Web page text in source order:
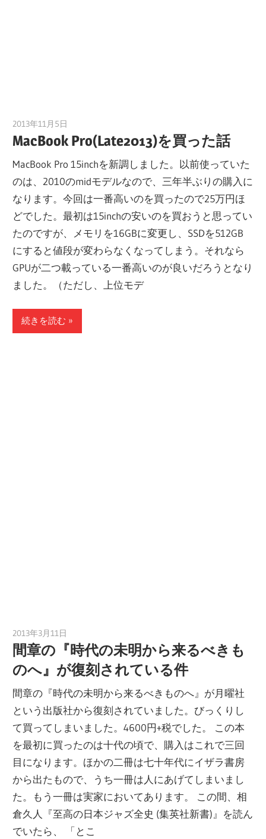
2013年11月5日
MacBook Pro(Late2013)を買った話
MacBook Pro 15inchを新調しました。以前使っていた
のは、2010のmidモデルなので、三年半ぶりの購入に
なります。今回は一番高いのを買ったので25万円ほ
どでした。最初は15inchの安いのを買おうと思ってい
たのですが、メモリを16GBに変更し、SSDを512GB
にすると値段が変わらなくなってしまう。それなら
GPUが二つ載っている一番高いのが良いだろうとなり
ました。（ただし、上位モデ
続きを読む
2013年3月11日
間章の『時代の未明から来るべきも
のへ』が復刻されている件
間章の『時代の未明から来るべきものへ』が月曜社
という出版社から復刻されていました。びっくりし
て買ってしまいました。4600円+税でした。 この本
を最初に買ったのは十代の頃で、購入はこれで三回
目になります。ほかの二冊は七十年代にイザラ書房
から出たもので、うち一冊は人にあげてしまいまし
た。もう一冊は実家においてあります。 この間、相
倉久人『至高の日本ジャズ全史 (集英社新書)』を読ん
でいたら、 「とこ